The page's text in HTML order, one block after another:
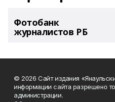
Фотобанк
журналистов РБ
© 2026 Сайт издания
информации сайта разрешено
администрации.